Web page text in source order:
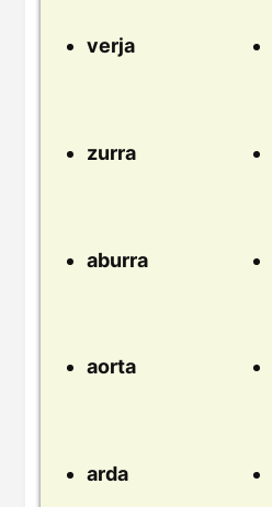
verja
zurra
aburra
aorta
arda